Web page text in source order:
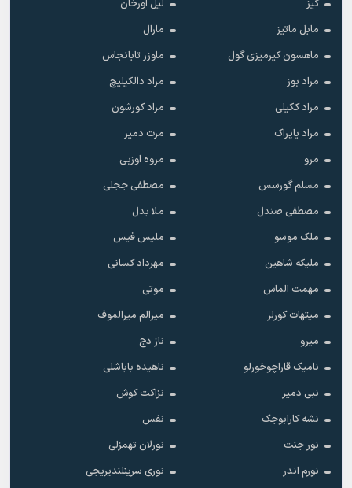
گیز
لیل اورخان
مابل ماتیز
مارال
ماهسون کیرمیزی گول
ماوزر تابانجاس
مراد بوز
مراد دالکیلیچ
مراد ککیلی
مراد کورشون
مراد یاپراک
مرت دمیر
مرو
مروه اوزبی
مسلم گورسس
مصطفی ججلی
مصطفی صندل
ملا بدل
ملک موسو
ملیس فیس
ملیکه شاهین
مهرداد کسانی
مهمت الماس
موتی
میتهات کورلر
میرالم میرالموف
میرو
ناز دج
نامیک قاراچوخورلو
ناهیده باباشلی
نبی دمیر
نزاکت کوش
نشه کارابوجک
نفس
نور جنت
نورلان تهمزلی
نورم اندر
نوری سرینلندیریجی